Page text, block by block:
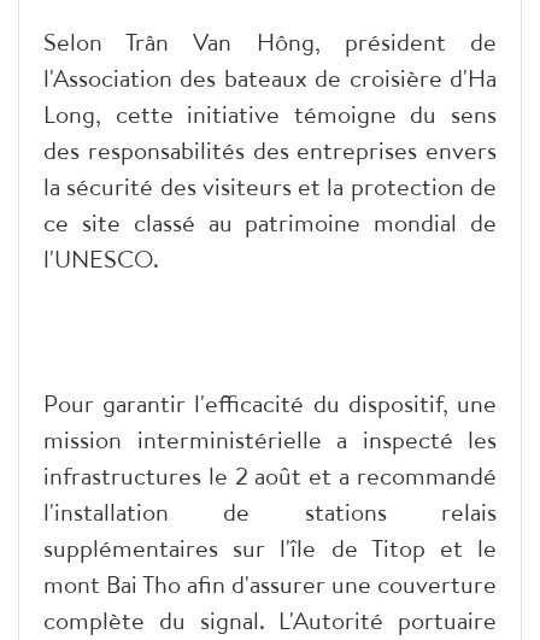
Selon Trân Van Hông, président de
l'Association des bateaux de croisière d'Ha
Long, cette initiative témoigne du sens
des responsabilités des entreprises envers
la sécurité des visiteurs et la protection de
ce site classé au patrimoine mondial de
l'UNESCO.
Pour garantir l'efficacité du dispositif, une
mission interministérielle a inspecté les
infrastructures le 2 août et a recommandé
l'installation de stations relais
supplémentaires sur l'île de Titop et le
mont Bai Tho afin d'assurer une couverture
complète du signal. L'Autorité portuaire